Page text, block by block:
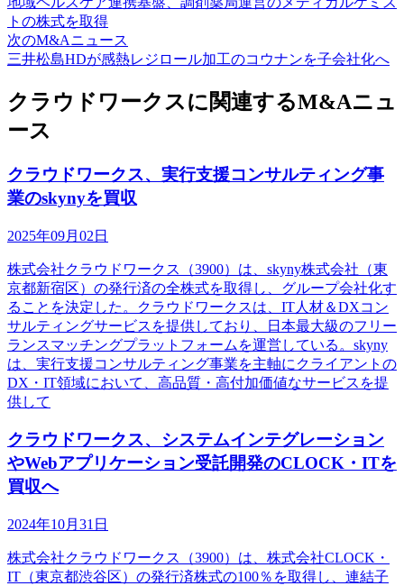
トの株式を取得
次のM&Aニュース
三井松島HDが感熱レジロール加工のコウナンを子会社化へ
クラウドワークスに関連するM&Aニュ
ース
クラウドワークス、実行支援コンサルティング事
業のskynyを買収
2025年09月02日
株式会社クラウドワークス（3900）は、skyny株式会社（東
京都新宿区）の発行済の全株式を取得し、グループ会社化す
ることを決定した。クラウドワークスは、IT人材＆DXコン
サルティングサービスを提供しており、日本最大級のフリー
ランスマッチングプラットフォームを運営している。skyny
は、実行支援コンサルティング事業を主軸にクライアントの
DX・IT領域において、高品質・高付加価値なサービスを提
供して
クラウドワークス、システムインテグレーション
やWebアプリケーション受託開発のCLOCK・ITを
買収へ
2024年10月31日
株式会社クラウドワークス（3900）は、株式会社CLOCK・
IT（東京都渋谷区）の発行済株式の100％を取得し、連結子